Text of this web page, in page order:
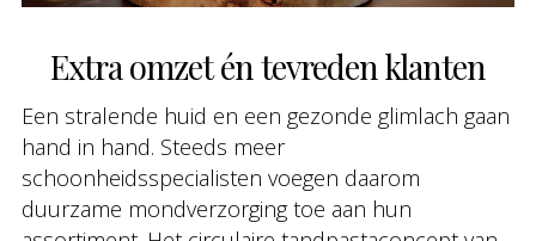
Extra omzet én tevreden klanten
Een stralende huid en een gezonde glimlach gaan
hand in hand. Steeds meer
schoonheidsspecialisten voegen daarom
duurzame mondverzorging toe aan hun